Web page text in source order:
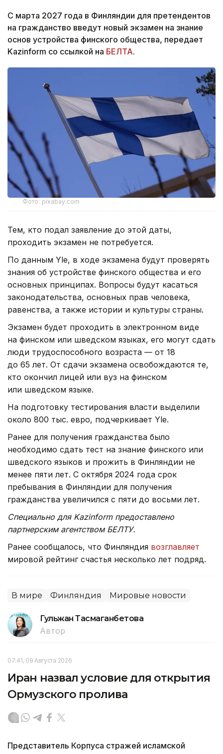
С марта 2027 года в Финляндии для претендентов
на гражданство введут новый экзамен на знание
основ устройства финского общества, передает
Kazinform со ссылкой на БЕЛТА.
Фото: pixabay.com
Тем, кто подал заявление до этой даты,
проходить экзамен не потребуется.
По данным Yle, в ходе экзамена будут проверять
знания об устройстве финского общества и его
основных принципах. Вопросы будут касаться
законодательства, основных прав человека,
равенства, а также истории и культуры страны.
Экзамен будет проходить в электронном виде
на финском или шведском языках, его могут сдать
люди трудоспособного возраста — от 18
до 65 лет. От сдачи экзамена освобождаются те,
кто окончил лицей или вуз на финском
или шведском языке.
На подготовку тестирования власти выделили
около 800 тыс. евро, подчеркивает Yle.
Ранее для получения гражданства было
необходимо сдать тест на знание финского или
шведского языков и прожить в Финляндии не
менее пяти лет. С октября 2024 года срок
пребывания в Финляндии для получения
гражданства увеличился с пяти до восьми лет.
Специально для Kazinform предоставлено
партнерским агентством БЕЛТУ.
Ранее сообщалось, что Финляндия возглавляет
мировой рейтинг счастья несколько лет подряд.
В мире Финляндия Мировые новости
Гульжан Тасмаганбетова
Автор
07:41, 09 Августа 2026
Иран назвал условие для открытия
Ормузского пролива
Представитель Корпуса стражей исламской